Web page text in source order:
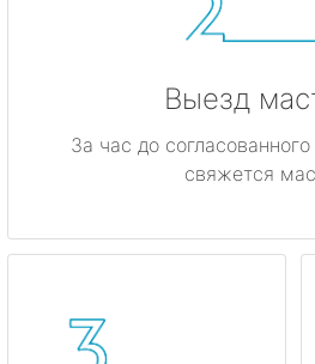
Выезд
За час до
свяжется